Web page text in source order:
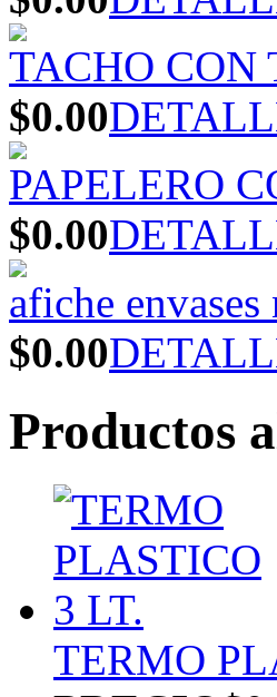
TACHO CON
$0.00
PAPELERO
$0.00
afiche
$0.00
Productos
TERMO